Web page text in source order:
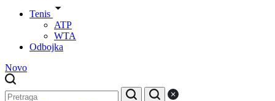
Tenis
ATP
WTA
Odbojka
Novo